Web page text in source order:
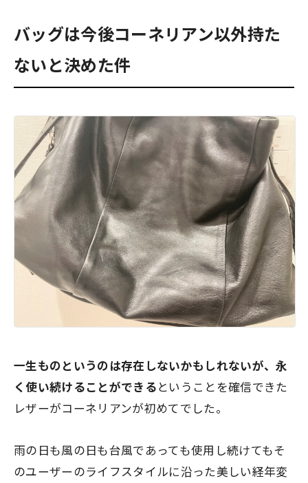
バッグは今後コーネリアン以外持た
ないと決めた件
一生ものというのは存在しないかもしれないが、永
く使い続けることができるということを確信できた
レザーがコーネリアンが初めてでした。
雨の日も風の日も台風であっても使用し続けてもそ
のユーザーのライフスタイルに沿った美しい経年変